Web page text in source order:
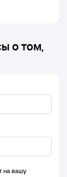
о том,
на вашу